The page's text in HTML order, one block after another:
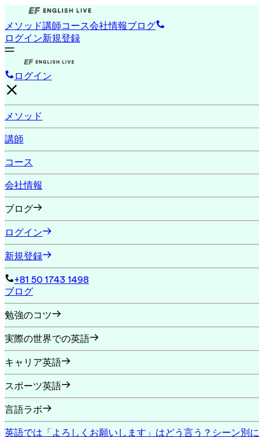
メソッド講師コース会社情報ブログ
ログイン新規登録
ログイン
メソッド
講師
コース
会社情報
ブログ
ログイン
新規登録
+81 50 1743 1498
ブログ
勉強のコツ
実際の世界での英語
キャリア英語
スポーツ英語
言語ラボ
英語では「よろしくお願いします」はどう言う？シーン別に